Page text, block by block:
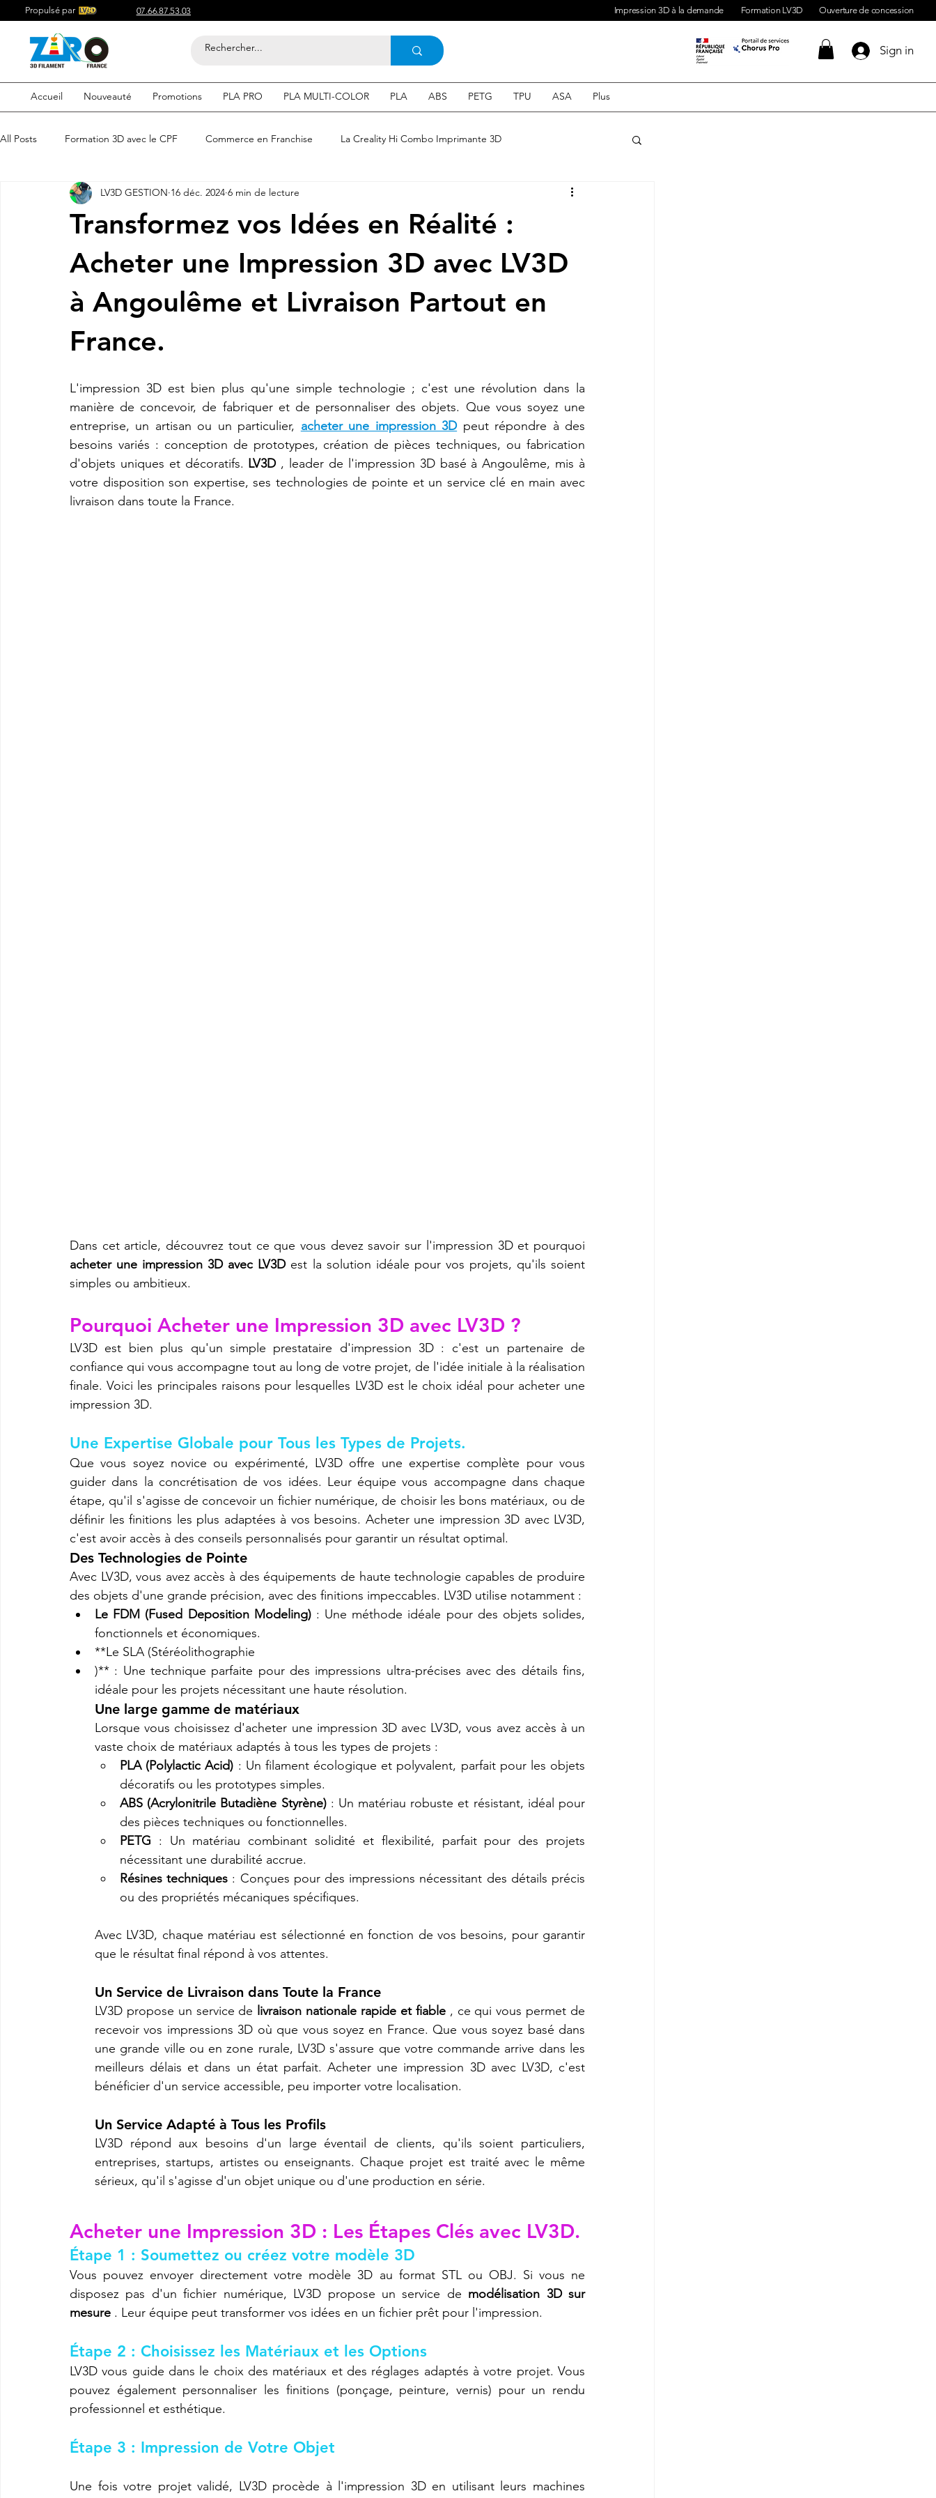
Propulsé par 07.66.87.53.03 Impression 3D à la demande Formation LV3D Ouverture de concession
Sign in
Accueil Nouveauté Promotions PLA PRO PLA MULTI-COLOR PLA ABS PETG TPU ASA Plus
All Posts Formation 3D avec le CPF Commerce en Franchise La Creality Hi Combo Imprimante 3D
Acheter du Filament 3D pour Compétitif du Filament 3D
Filaments 3D PLA Impression 3d en ligne Acheter une machine 3D
etre visible sur google Comment etre visible sur google SEO Expert en SEO
SNAPMAKER U1
Transformez vos Idées en Réalité :
Acheter une Impression 3D avec LV3D
à Angoulême et Livraison Partout en
France.
LV3D GESTION 16 déc. 2024 6 min de lecture
L'impression 3D est bien plus qu'une simple technologie ; c'est une révolution dans la
manière de concevoir, de fabriquer et de personnaliser des objets. Que vous soyez une
entreprise, un artisan ou un particulier, acheter une impression 3D peut répondre à des
besoins variés : conception de prototypes, création de pièces techniques, ou fabrication
d'objets uniques et décoratifs. LV3D , leader de l'impression 3D basé à Angoulême, mis à
votre disposition son expertise, ses technologies de pointe et un service clé en main avec
livraison dans toute la France.
acheter une impression 3D avec LV3D est la solution idéale pour vos projets, qu'ils soient
simples ou ambitieux.
Pourquoi Acheter une Impression 3D avec LV3D ?
LV3D est bien plus qu'un simple prestataire d'impression 3D : c'est un partenaire de
confiance qui vous accompagne tout au long de votre projet, de l'idée initiale à la réalisation
finale. Voici les principales raisons pour lesquelles LV3D est le choix idéal pour acheter une
impression 3D.
Une Expertise Globale pour Tous les Types de Projets.
Que vous soyez novice ou expérimenté, LV3D offre une expertise complète pour vous
guider dans la concrétisation de vos idées. Leur équipe vous accompagne dans chaque
étape, qu'il s'agisse de concevoir un fichier numérique, de choisir les bons matériaux, ou de
définir les finitions les plus adaptées à vos besoins. Acheter une impression 3D avec LV3D,
c'est avoir accès à des conseils personnalisés pour garantir un résultat optimal.
Des Technologies de Pointe
Avec LV3D, vous avez accès à des équipements de haute technologie capables de produire
des objets d'une grande précision, avec des finitions impeccables. LV3D utilise notamment :
Le FDM (Fused Deposition Modeling) : Une méthode idéale pour des objets solides,
fonctionnels et économiques.
**Le SLA (Stéréolithographie
)** : Une technique parfaite pour des impressions ultra-précises avec des détails fins,
idéale pour les projets nécessitant une haute résolution.
Une large gamme de matériaux
Lorsque vous choisissez d'acheter une impression 3D avec LV3D, vous avez accès à un
vaste choix de matériaux adaptés à tous les types de projets :
PLA (Polylactic Acid) : Un filament écologique et polyvalent, parfait pour les objets
décoratifs ou les prototypes simples.
ABS (Acrylonitrile Butadiène Styrène) : Un matériau robuste et résistant, idéal pour
des pièces techniques ou fonctionnelles.
PETG : Un matériau combinant solidité et flexibilité, parfait pour des projets
nécessitant une durabilité accrue.
Résines techniques : Conçues pour des impressions nécessitant des détails précis
ou des propriétés mécaniques spécifiques.
Avec LV3D, chaque matériau est sélectionné en fonction de vos besoins, pour garantir
que le résultat final répond à vos attentes.
Un Service de Livraison dans Toute la France
LV3D propose un service de livraison nationale rapide et fiable , ce qui vous permet de
recevoir vos impressions 3D où que vous soyez en France. Que vous soyez basé dans
une grande ville ou en zone rurale, LV3D s'assure que votre commande arrive dans les
meilleurs délais et dans un état parfait. Acheter une impression 3D avec LV3D, c'est
bénéficier d'un service accessible, peu importer votre localisation.
Un Service Adapté à Tous les Profils
LV3D répond aux besoins d'un large éventail de clients, qu'ils soient particuliers,
entreprises, startups, artistes ou enseignants. Chaque projet est traité avec le même
sérieux, qu'il s'agisse d'un objet unique ou d'une production en série.
Acheter une Impression 3D : Les Étapes Clés avec LV3D.
Étape 1 : Soumettez ou créez votre modèle 3D
Vous pouvez envoyer directement votre modèle 3D au format STL ou OBJ. Si vous ne
disposez pas d'un fichier numérique, LV3D propose un service de modélisation 3D sur
mesure . Leur équipe peut transformer vos idées en un fichier prêt pour l'impression.
Étape 2 : Choisissez les Matériaux et les Options
LV3D vous guide dans le choix des matériaux et des réglages adaptés à votre projet. Vous
pouvez également personnaliser les finitions (ponçage, peinture, vernis) pour un rendu
professionnel et esthétique.
Étape 3 : Impression de Votre Objet
Une fois votre projet validé, LV3D procède à l'impression 3D en utilisant leurs machines